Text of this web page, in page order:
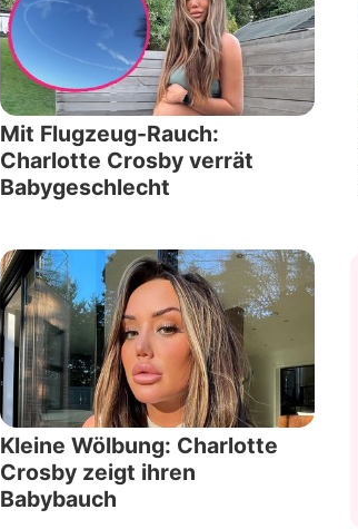
Mit Flugzeug-Rauch:
Charlotte Crosby verrät
Babygeschlecht
Kleine Wölbung: Charlotte
Crosby zeigt ihren
Babybauch